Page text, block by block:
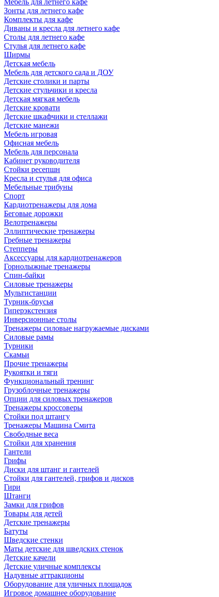
Мебель для летнего кафе
Зонты для летнего кафе
Комплекты для кафе
Диваны и кресла для летнего кафе
Столы для летнего кафе
Стулья для летнего кафе
Ширмы
Детская мебель
Мебель для детского сада и ДОУ
Детские столики и парты
Детские стульчики и кресла
Детская мягкая мебель
Детские кровати
Детские шкафчики и стеллажи
Детские манежи
Мебель игровая
Офисная мебель
Мебель для персонала
Кабинет руководителя
Стойки ресепшн
Кресла и стулья для офиса
Мебельные трибуны
Спорт
Кардиотренажеры для дома
Беговые дорожки
Велотренажеры
Эллиптические тренажеры
Гребные тренажеры
Степперы
Аксессуары для кардиотренажеров
Горнолыжные тренажеры
Спин-байки
Силовые тренажеры
Мультистанции
Турник-брусья
Гиперэкстензия
Инверсионные столы
Тренажеры силовые нагружаемые дисками
Силовые рамы
Турники
Скамьи
Прочие тренажеры
Рукоятки и тяги
Функциональный тренинг
Грузоблочные тренажеры
Опции для силовых тренажеров
Тренажеры кроссоверы
Стойки под штангу
Тренажеры Машина Смита
Свободные веса
Стойки для хранения
Гантели
Грифы
Диски для штанг и гантелей
Стойки для гантелей, грифов и дисков
Гири
Штанги
Замки для грифов
Товары для детей
Детские тренажеры
Батуты
Шведские стенки
Маты детские для шведских стенок
Детские качели
Детские уличные комплексы
Надувные аттракционы
Оборудование для уличных площадок
Игровое домашнее оборудование